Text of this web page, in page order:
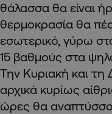
θάλασσα θα είναι
θερμοκρασία θα
εσωτερικό, γύρω
15 βαθμούς στα
Την Κυριακή και τη
αρχικά κυρίως
ώρες θα